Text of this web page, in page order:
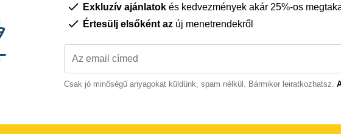
Exkluzív ajánlatok és kedvezmények akár 25%-os
Értesülj elsőként az új menetrendekről
Csak jó minőségű anyagokat küldünk, spam nélkül. Bármikor leiratkozhatsz.